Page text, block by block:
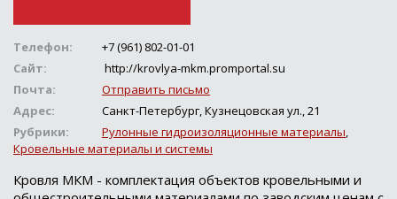
Телефон:
+7 (961) 802-01-01
Сайт:
http://krovlya-mkm.promportal.su
Почта:
Отправить письмо
Адрес:
Санкт-Петербург, Кузнецовская ул., 21
Рубрики:
Рулонные гидроизоляционные материалы,
Кровельные материалы и системы
Кровля МКМ - комплектация объектов кровельными и